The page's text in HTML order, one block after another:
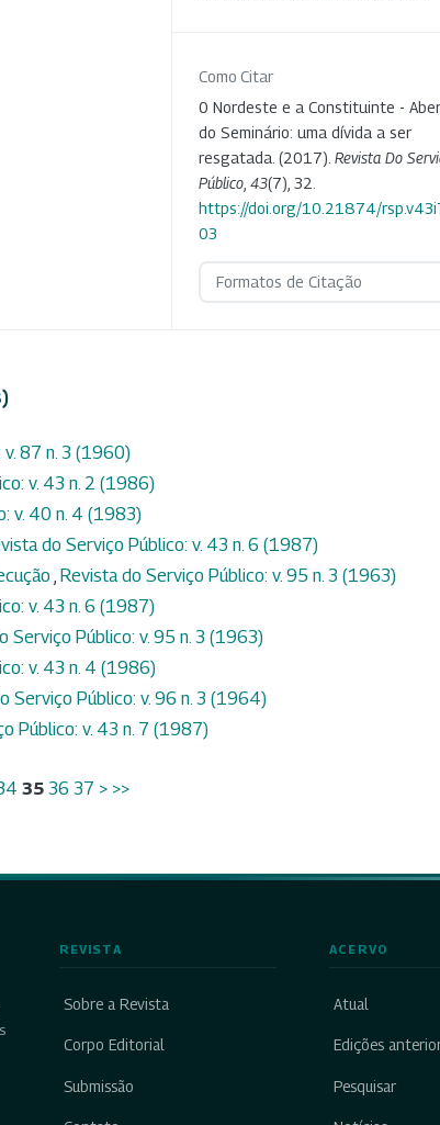
Como Citar
0 Nordeste e a Constituinte -
do Seminário: uma dívida a ser
resgatada. (2017). Revista Do
Público 43(7), 32.
https://doi.org/10.21874/
03
Formatos de Citação
v. 87 n. 3 (1960)
v. 43 n. 2 (1986)
v. 40 n. 4 (1983)
do Serviço Público: v. 43 n. 6 (1987)
, Revista do Serviço Público: v. 95 n. 3 (1963)
v. 43 n. 6 (1987)
Serviço Público: v. 95 n. 3 (1963)
v. 43 n. 4 (1986)
Serviço Público: v. 96 n. 3 (1964)
Público: v. 43 n. 7 (1987)
35 36 37 > >>
REVISTA
Sobre a Revista
Corpo Editorial
Submissão
ACERVO
Atual
Edições
Pesquisar